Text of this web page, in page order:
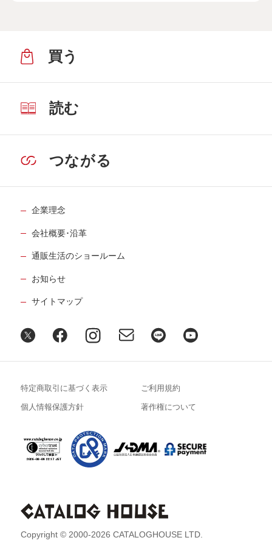
買う
読む
つながる
企業理念
会社概要･沿革
通販生活のショールーム
お知らせ
サイトマップ
Copyright © 2000-2026 CATALOGHOUSE LTD.
特定商取引に基づく表示 ご利用規約
個人情報保護方針 著作権について